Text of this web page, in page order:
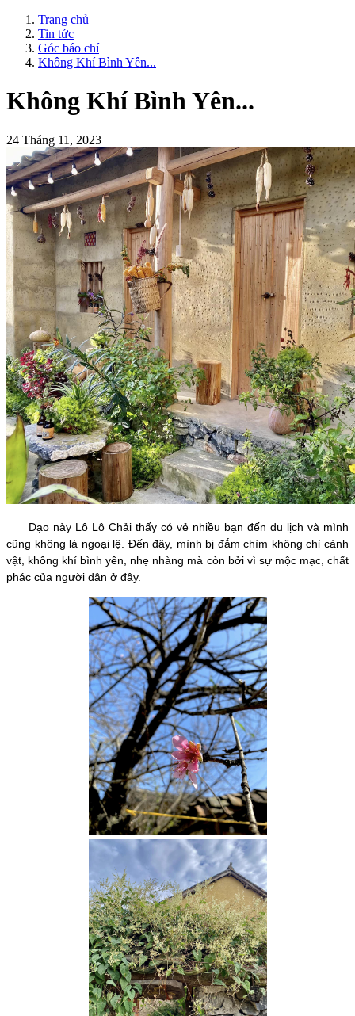
Trang chủ
Tin tức
Góc báo chí
Không Khí Bình Yên...
Không Khí Bình Yên...
24 Tháng 11, 2023
Dạo này Lô Lô Chải thấy có vẻ nhiều bạn đến du lịch và mình
cũng không là ngoại lệ. Đến đây, mình bị đắm chìm không chỉ cảnh
vật, không khí bình yên, nhẹ nhàng mà còn bởi vì sự mộc mạc, chất
phác của người dân ở đây.